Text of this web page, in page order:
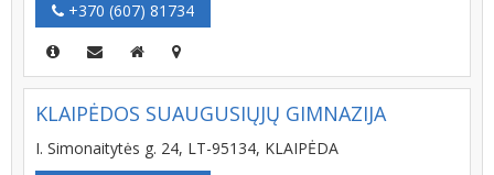
+370 (607) 81734
KLAIPĖDOS SUAUGUSIŲJŲ GIMNAZIJA
I. Simonaitytės g. 24, LT-95134, KLAIPĖDA